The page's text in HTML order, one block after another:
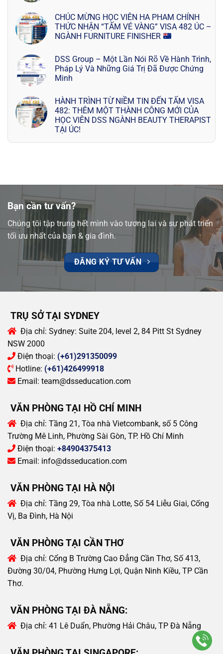
CHÚC MỪNG HỌC VIÊN HA PHAM CHÍNH
THỨC NHẬN “TẤM VÉ VÀNG” VISA 482 ÚC –
NGÀNH FURNITURE FINISHER
DSS Group – Một Lần Nói Rõ Về Hành Trình,
Pháp Lý Và Những Giá Trị Đã Được Chứng
Minh
HÀNH TRÌNH TỪ NIỀM TIN ĐẾN TẤM VISA
482: THÊM MỘT THÀNH CÔNG MỚI CỦA
HỌC VIÊN DSS NGÀNH BEAUTY THERAPIST
TẠI ÚC!
Bạn cần tư vấn?
Chúng tôi tập trung hết mình vào tương lai và sự phát triển
tối ưu nhất của bạn & gia đình.
ĐĂNG KÝ TƯ VẤN
TRỤ SỞ TẠI SYDNEY
Địa chỉ: Sydney: Suite 204, level 2, 84 Pitt St Sydney
NSW 2000
Điện thoại: (+61)291350099
Hotline: (+61)426499918
Email: team@dsseducation.com
VĂN PHÒNG TẠI HỒ CHÍ MINH
Địa chỉ: Tầng 21, Tòa nhà Vietcombank, số 5 Công
Trường Mê Linh, Phường Sài Gòn, TP. Hồ Chí Minh
Điện thoại: +84904375413
Email: info@dsseducation.com
VĂN PHÒNG TẠI HÀ NỘI
Địa chỉ: Tầng 29, Tòa nhà Lotte, Số 54 Liễu Giai, Cống
Vị, Ba Đình, Hà Nội
VĂN PHÒNG TẠI CẦN THƠ
Địa chỉ: Cổng B Trường Cao Đẳng Cần Thơ, Số 413,
Đường 30/04, Phường Hưng Lợi, Quận Ninh Kiều, TP Cần
Thơ.
VĂN PHÒNG TẠI ĐÀ NẴNG:
Địa chỉ: 41 Lê Duẩn, Phường Hải Châu, TP Đà Nẵng